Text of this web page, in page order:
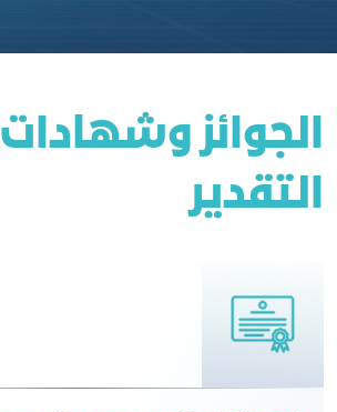
اﻟﺠﻮاﺋﺰ وﺷﻬﺎدات
اﻟﺘﻘﺪﻳﺮ